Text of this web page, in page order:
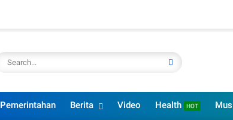
Pemerintahan Berita Video Health HOT